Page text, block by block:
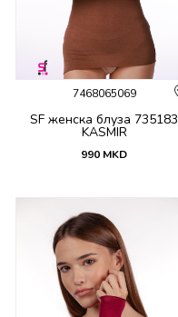
7468065069
SF женска блуза 735183
KASMIR
990 MKD